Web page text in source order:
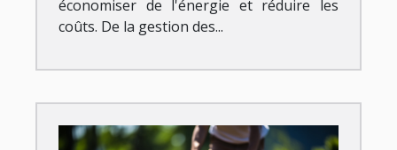
économiser de l'énergie et réduire les
coûts. De la gestion des...